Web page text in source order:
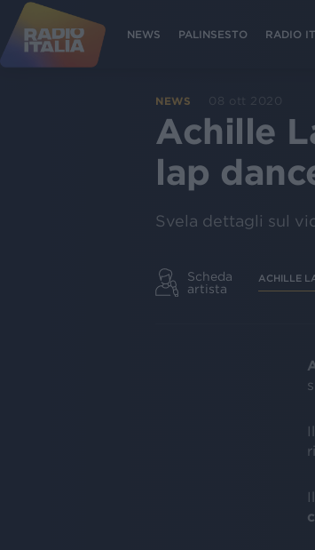
NEWS PALINSESTO RADIO
NEWS 08 ott 2020
Achille
lap
Svela dettagli sul
Scheda
artista
ACHILLE